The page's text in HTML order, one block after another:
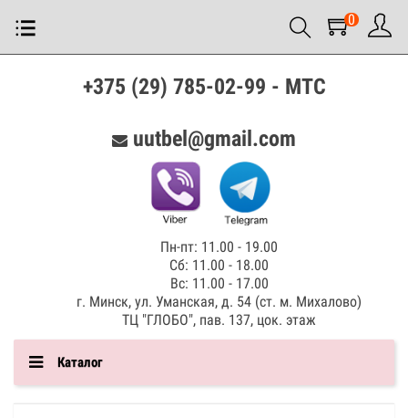
0
+375 (29) 785-02-99 - МТС
uutbel@gmail.com
Пн-пт: 11.00 - 19.00
Сб: 11.00 - 18.00
Вс: 11.00 - 17.00
г. Минск, ул. Уманская, д. 54 (ст. м. Михалово)
ТЦ "ГЛОБО", пав. 137, цок. этаж
Каталог